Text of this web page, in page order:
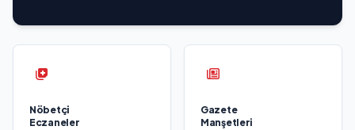
Nöbetçi
Eczaneler
Gazete
Manşetleri